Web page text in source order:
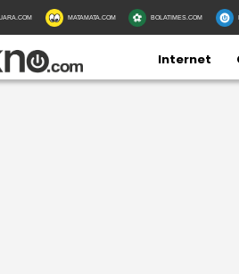
MATAMATA.COM BOLATIMES.COM
Internet